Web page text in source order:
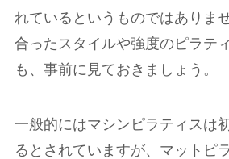
れているというものではありま
合ったスタイルや強度のピラテ
も、事前に見ておきましょう。
一般的にはマシンピラティスは
るとされていますが、マットピ